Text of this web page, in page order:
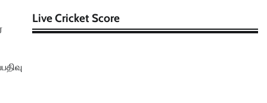
Live Cricket Score